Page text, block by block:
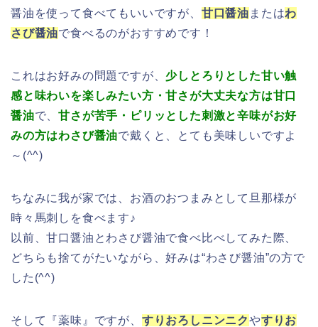
醤油を使って食べてもいいですが、 甘口醤油 またはわ
さび醤油で食べるのがおすすめです！
これはお好みの問題ですが、 少しとろりとした甘い触
感と味わいを楽しみたい方・甘さが大丈夫な方は甘口
醤油で、甘さが苦手・ピリッとした刺激と辛味がお好
みの方はわさび醤油で戴くと、とても美味しいですよ
～(^^)
ちなみに我が家では、お酒のおつまみとして旦那様が
時々馬刺しを食べます♪
以前、甘口醤油とわさび醤油で食べ比べしてみた際、
どちらも捨てがたいながら、好みは“わさび醤油”の方で
した(^^)
そして『薬味』ですが、 すりおろしニンニクやすりお